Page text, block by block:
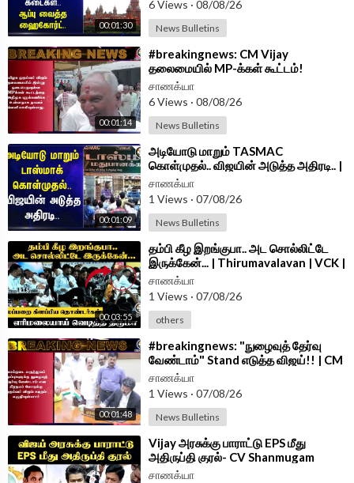
Follow Chanakyaa on arattai -
Android App -https://play.google.com/store/....apps/details?id=
00:01:30
6 Views · 08/08/26
News Bulletins
00:01:14
⁣#breakingnews: CM Vijay
தலைமையில் MP-க்கள் கூட்டம்!
புறக்கணிக்கிறதா ADMK?
சாணக்யா
6 Views · 08/08/26
News Bulletins
00:01:09
⁣அடியோடு மாறும் TASMAC
கொள்முதல்.. விஜயின் அடுத்த அதிரடி.. |
Minister Vignesh | TVK | TN Govt
சாணக்யா
1 Views · 07/08/26
News Bulletins
00:03:55
⁣தம்பி கீழ இறங்குபா.. அட சொல்லிட்டே
இருக்கேன்... | Thirumavalavan | VCK |
Cuddalore | TN Govt
சாணக்யா
1 Views · 07/08/26
others
00:01:48
⁣#breakingnews: "நுழைவுத் தேர்வு
வேண்டாம்" Stand எடுத்த விஜய்!! | CM
Vijay Letter To PM Modi
சாணக்யா
1 Views · 07/08/26
News Bulletins
⁣Vijay அரசுக்கு பாராட்டு EPS மீது
அதிருப்தி குரல்- CV Shanmugam
PressMeet | ADMK | TVK |
சாணக்யா